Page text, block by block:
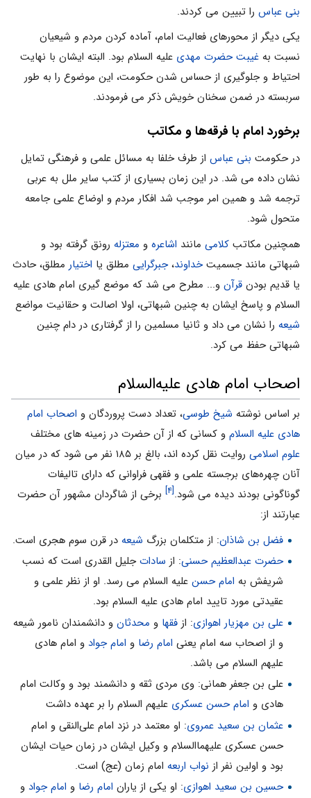
بنی عباس را تبیین می کردند.
یکی دیگر از محورهای فعالیت امام، آماده کردن مردم و شیعیان
نسبت به غیبت حضرت مهدی علیه السلام بود. البته ایشان با نهایت
احتیاط و جلوگیری از حساس شدن حکومت، این موضوع را به طور
سربسته در ضمن سخنان خویش ذکر می فرمودند.
برخورد امام با فرقه‌ها و مکاتب
در حکومت بنی عباس از طرف خلفا به مسائل علمی و فرهنگی تمایل
نشان داده می شد. در این زمان بسیاری از کتب سایر ملل به عربی
ترجمه شد و همین امر موجب شد افکار مردم و اوضاع علمی جامعه
متحول شود.
همچنین مکاتب کلامی مانند اشاعره و معتزله رونق گرفته بود و
شبهاتی مانند جسمیتخداوند،جبرگرایی مطلق یا اختیار مطلق، حادث
یا قدیم بودن قرآن و... مطرح می شد که موضع گیری امام هادی علیه
السلام و پاسخ ایشان به چنین شبهاتی، اولا اصالت و حقانیت مواضع
شیعه را نشان می داد و ثانیا مسلمین را از گرفتاری در دام چنین
شبهاتی حفظ می کرد.
اصحاب امام هادی علیه‌السلام
بر اساس نوشته شیخ طوسی، تعداد دست پروردگان و اصحاب امام
هادی علیه السلام و کسانی که از آن حضرت در زمینه های مختلف
علوم اسلامی
روایت نقل کرده اند، بالغ بر ۱۸۵ نفر می شود که در میان
آنان چهره‌های برجسته علمی و فقهی فراوانی که دارای تالیفات
گوناگونی بودند دیده می شود.[۴]
برخی از شاگردان مشهور آن حضرت
عبارتند از:
فضل بن شاذان: از متکلمان بزرگ شیعهدر قرن سوم هجری است.
حضرت عبدالعظیم حسنی: از ساداتجلیل القدری است که نسب
شریفش به امام حسنعلیه السلام می رسد. او از نظر علمی و
عقیدتی مورد تایید امام هادی علیه السلام بود.
علی بن مهزیار اهوازی: از فقها و محدثانو دانشمندان نامور شیعه
و از اصحاب سه امام یعنی امام رضا و امام جواد و امام هادی
علیهم السلام می باشد.
علی بن جعفر همانی: وی مردی ثقه و دانشمند بود و وکالت امام
هادی و امام حسن عسکری علیهم السلام را بر عهده داشت
عثمان بن سعید عمروی: او معتمد در نزد امام على‌النقى و امام
حسن عسکری علیهماالسلام و وکیل ایشان در زمان حیات ایشان
بود و اولین نفر از نواب اربعهامام زمان (عج) است.
حسین بن سعید اهوازى: او یکی از یاران امام رضا و امام جواد و